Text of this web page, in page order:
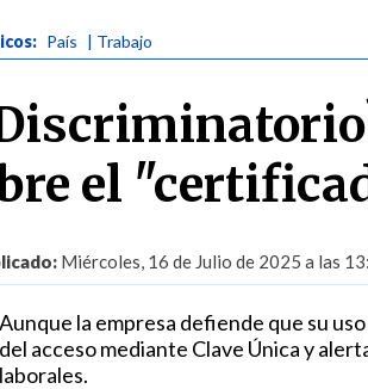
País | Trabajo
el
Miércoles, 16 de Julio de 2025 a las
Aunque la empresa defiende que su
del acceso mediante Clave Única y
laborales.